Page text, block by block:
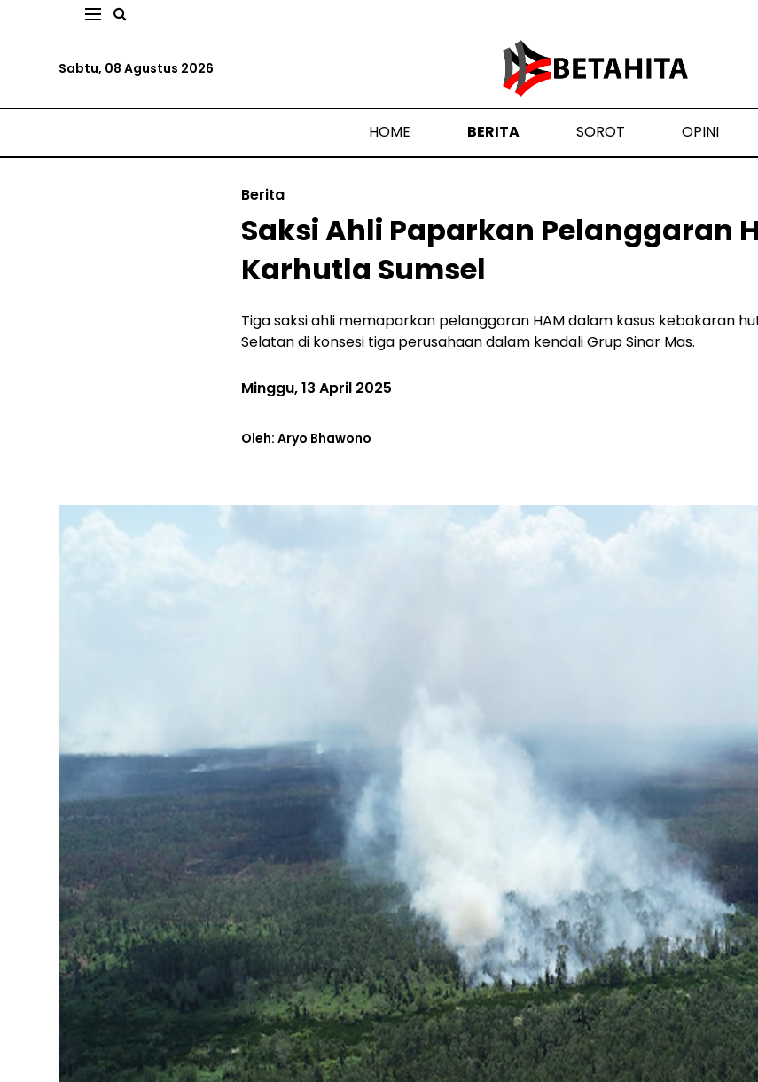
Sabtu, 08 Agustus 2026
HOME BERITA SOROT OPINI
Berita
Saksi Ahli Paparkan Pelanggaran
Karhutla Sumsel
Tiga saksi ahli memaparkan pelanggaran HAM dalam kasus kebakaran
Selatan di konsesi tiga perusahaan dalam kendali Grup Sinar Mas.
Minggu, 13 April 2025
Oleh: Aryo Bhawono